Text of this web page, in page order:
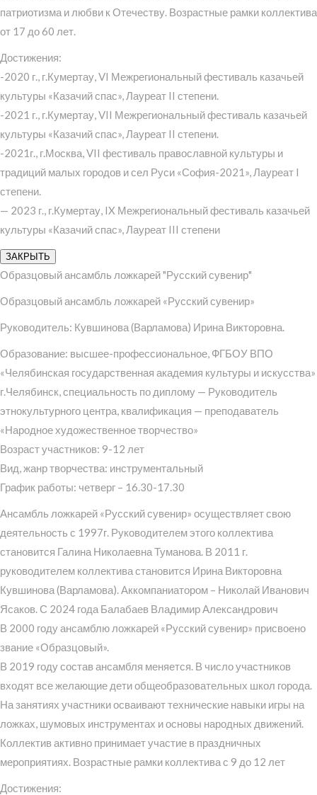
патриотизма и любви к Отечеству. Возрастные рамки коллектива
от 17 до 60 лет.
Достижения:
-2020 г., г.Кумертау, VI Межрегиональный фестиваль казачьей
культуры «Казачий спас», Лауреат II степени.
-2021 г., г.Кумертау, VII Межрегиональный фестиваль казачьей
культуры «Казачий спас», Лауреат II степени.
-2021г., г.Москва, VII фестиваль православной культуры и
традиций малых городов и сел Руси «София-2021», Лауреат I
степени.
— 2023 г., г.Кумертау, IX Межрегиональный фестиваль казачьей
культуры «Казачий спас», Лауреат III степени
ЗАКРЫТЬ
Образцовый ансамбль ложкарей "Русский сувенир"
Образцовый ансамбль ложкарей «Русский сувенир»
Руководитель: Кувшинова (Варламова) Ирина Викторовна.
Образование: высшее-профессиональное, ФГБОУ ВПО
«Челябинская государственная академия культуры и искусства»
г.Челябинск, специальность по диплому — Руководитель
этнокультурного центра, квалификация — преподаватель
«Народное художественное творчество»
Возраст участников: 9-12 лет
Вид, жанр творчества: инструментальный
График работы: четверг – 16.30-17.30
Ансамбль ложкарей «Русский сувенир» осуществляет свою
деятельность с 1997г. Руководителем этого коллектива
становится Галина Николаевна Туманова. В 2011 г.
руководителем коллектива становится Ирина Викторовна
Кувшинова (Варламова). Аккомпаниатором – Николай Иванович
Ясаков. С 2024 года Балабаев Владимир Александрович
В 2000 году ансамблю ложкарей «Русский сувенир» присвоено
звание «Образцовый».
В 2019 году состав ансамбля меняется. В число участников
входят все желающие дети общеобразовательных школ города.
На занятиях участники осваивают технические навыки игры на
ложках, шумовых инструментах и основы народных движений.
Коллектив активно принимает участие в праздничных
мероприятиях. Возрастные рамки коллектива с 9 до 12 лет
Достижения: